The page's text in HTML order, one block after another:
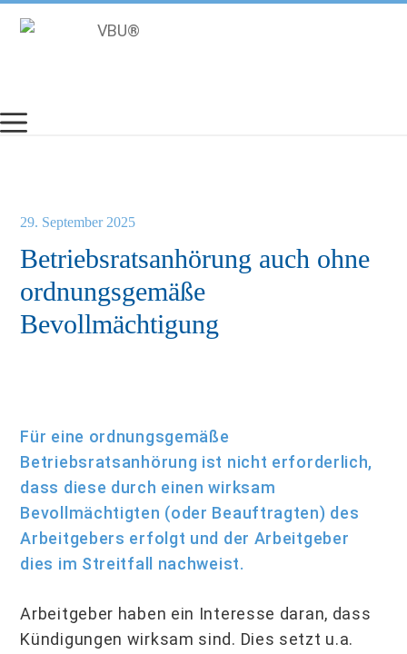
Inhalt
Betriebsratsanhörung auch ohne
ordnungsgemäße
Bevollmächtigung
29. September 2025
Für eine ordnungsgemäße
Betriebsratsanhörung ist nicht erforderlich,
dass diese durch einen wirksam
Bevollmächtigten (oder Beauftragten) des
Arbeitgebers erfolgt und der Arbeitgeber
dies im Streitfall nachweist.
Arbeitgeber haben ein Interesse daran, dass
Kündigungen wirksam sind. Dies setzt u.a.